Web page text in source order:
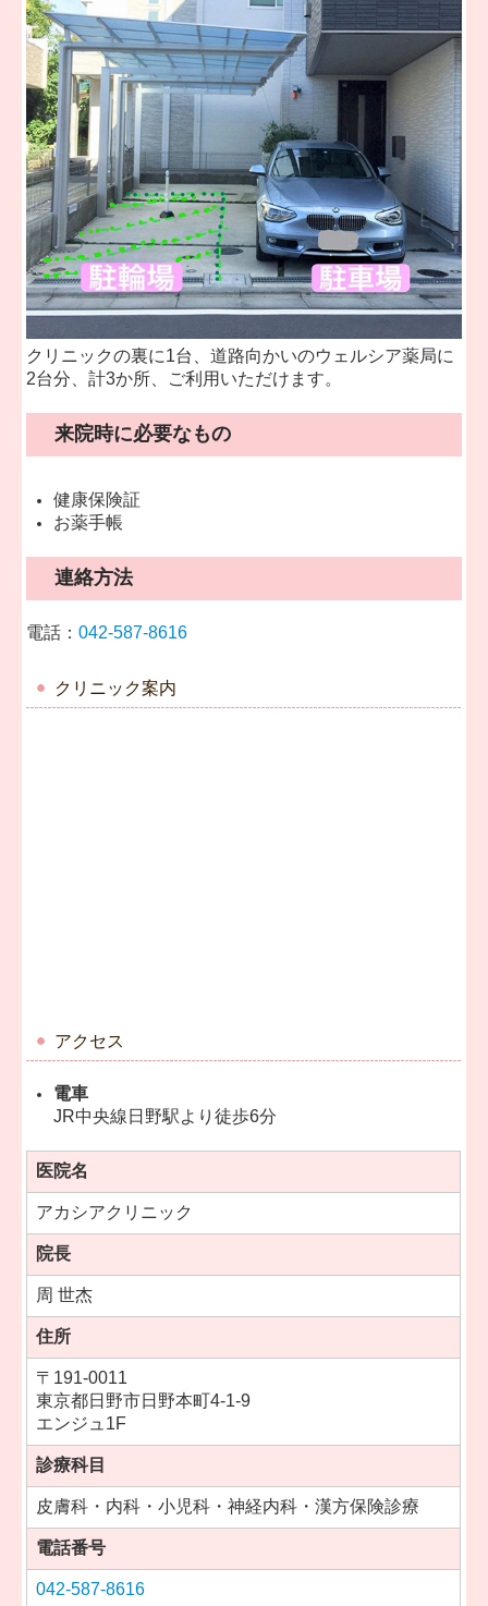
クリニック案内
アクセス
電車
JR中央線日野駅より徒歩6分
医院名
アカシアクリニック
院長
周 世杰
住所
〒 191-0011
東京都日野市日野本町4-1-9
エンジュ1F
診療科目
皮膚科・内科・小児科・神経内科・漢方保険診療
電話番号
042-587-8616
クリニックの裏に1台、道路向かいのウェルシア薬局に
2台分、計3か所、ご利用いただけます。
来院時に必要なもの
健康保険証
お薬手帳
連絡方法
電話：042-587-8616